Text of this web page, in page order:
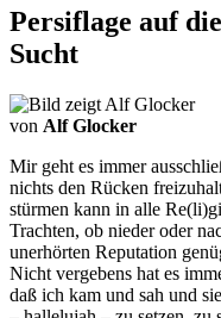
Persiflage auf
Sucht
von Alf Glocker
Mir geht es immer
nichts den Rücken
stürmen kann in alle
Trachten, ob nieder oder
unerhörten Reputation
Nicht vergebens hat es
daß ich kam und sah und